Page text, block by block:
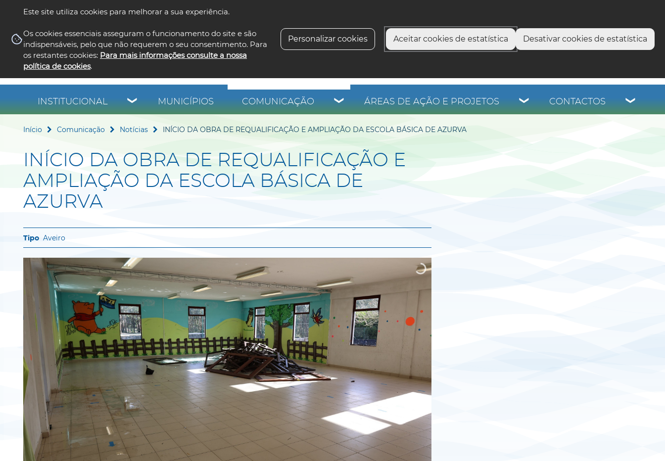
Este site utiliza cookies para melhorar a sua experiência.
Os cookies essenciais asseguram o funcionamento do site e são
indispensáveis, pelo que não requerem o seu consentimento. Para
os restantes cookies: Para mais informações consulte a nossa
política de cookies.
Personalizar cookies Aceitar cookies de estatística Desativar cookies de estatística
INSTITUCIONAL MUNICÍPIOS COMUNICAÇÃO ÁREAS DE AÇÃO E PROJETOS CONTACTOS
Início Comunicação Notícias INÍCIO DA OBRA DE REQUALIFICAÇÃO E AMPLIAÇÃO DA ESCOLA BÁSICA DE AZURVA
INÍCIO DA OBRA DE REQUALIFICAÇÃO E
AMPLIAÇÃO DA ESCOLA BÁSICA DE
AZURVA
Aveiro